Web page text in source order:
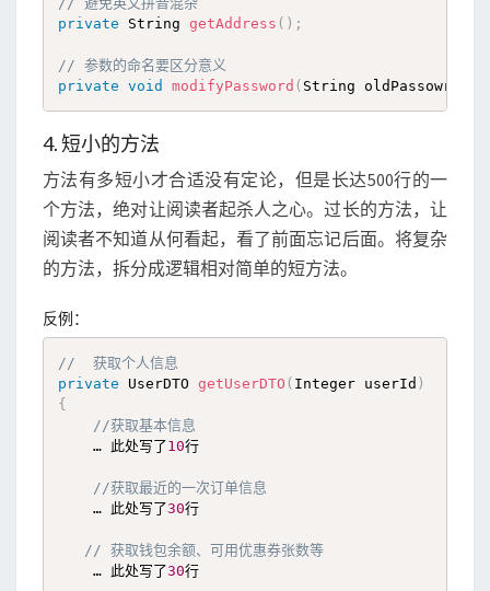
private String getAddress ( ) ;
// 参数的命名要区分意义
private void modifyPassword ( String oldPassowrd
4. 短小的方法
方法有多短小才合适没有定论，但是长达500行的一
个方法，绝对让阅读者起杀人之心。过长的方法，让
阅读者不知道从何看起，看了前面忘记后面。将复杂
的方法，拆分成逻辑相对简单的短方法。
反例：
//  获取个人信息
private UserDTO getUserDTO ( Integer userId )
{
//获取基本信息
    … 此处写了
10行
//获取最近的一次订单信息
    … 此处写了
30行
// 获取钱包余额、可用优惠券张数等
    … 此处写了
30行